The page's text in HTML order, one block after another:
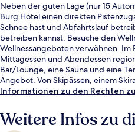
Neben der guten Lage (nur 15
Burg Hotel einen direkten
Schnee hast und Abfahrtslauf
betreiben kannst. Besuche den
Wellnessangeboten verwöhnen. Im
Mittagessen und Abendessen
Bar/Lounge, eine Sauna und eine
Angebot. Von Skipässen, einem
Skiunterricht profitierst du ebenfalls.
Informationen zu den Rechten
Weitere Infos zu